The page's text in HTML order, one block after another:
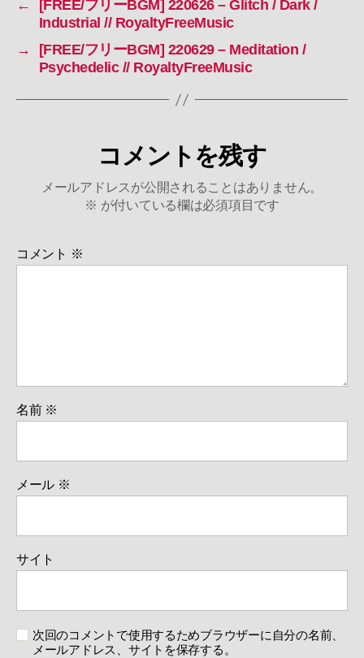
←
[FREE/フリーBGM] 220626 – Glitch / Dark /
Industrial // RoyaltyFreeMusic
→
[FREE/フリーBGM] 220629 – Meditation /
Psychedelic // RoyaltyFreeMusic
コメントを残す
メールアドレスが公開されることはありません。
※ が付いている欄は必須項目です
コメント ※
名前 ※
メール ※
サイト
次回のコメントで使用するためブラウザーに自分の名前、
メールアドレス、サイトを保存する。